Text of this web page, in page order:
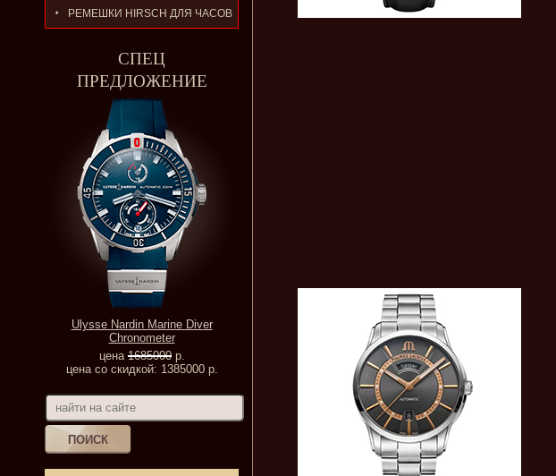
РЕМЕШКИ HIRSCH ДЛЯ ЧАСОВ
СПЕЦ
ПРЕДЛОЖЕНИЕ
Ulysse Nardin Marine Diver
Chronometer
цена 1685000р.
цена со скидкой: 1385000 р.